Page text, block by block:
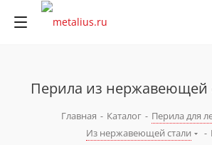
Перила из нержавеющей
Главная - Каталог - Перила для
Из нержавеющей стали
-